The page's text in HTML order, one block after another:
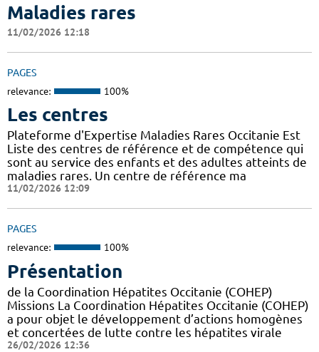
Maladies rares
11/02/2026 12:18
PAGES
relevance: 100%
Les centres
Plateforme d'Expertise Maladies Rares Occitanie Est
Liste des centres de référence et de compétence qui
sont au service des enfants et des adultes atteints de
maladies rares. Un centre de référence ma
11/02/2026 12:09
PAGES
relevance: 100%
Présentation
de la Coordination Hépatites Occitanie (COHEP)
Missions La Coordination Hépatites Occitanie (COHEP)
a pour objet le développement d’actions homogènes
et concertées de lutte contre les hépatites virale
26/02/2026 12:36